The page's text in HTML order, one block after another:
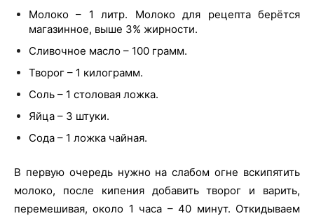
Молоко – 1 литр. Молоко для рецепта берётся
магазинное, выше 3% жирности.
Сливочное масло – 100 грамм.
Творог – 1 килограмм.
Соль – 1 столовая ложка.
Яйца – 3 штуки.
Сода – 1 ложка чайная.
В первую очередь нужно на слабом огне вскипятить
молоко, после кипения добавить творог и варить,
перемешивая, около 1 часа – 40 минут. Откидываем